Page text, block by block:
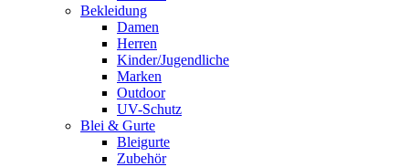
Bekleidung
Damen
Herren
Kinder/Jugendliche
Marken
Outdoor
UV-Schutz
Blei & Gurte
Bleigurte
Zubehör